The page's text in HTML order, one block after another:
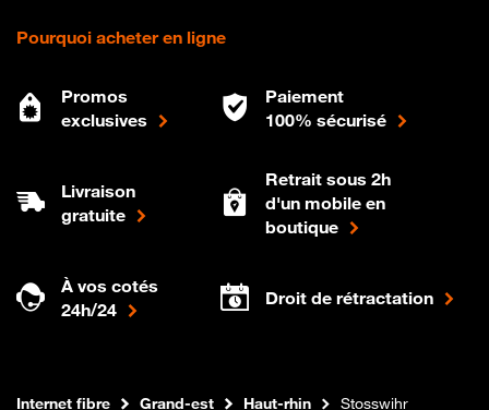
Pourquoi acheter en ligne
Promos
exclusives
Paiement
100% sécurisé
Livraison
gratuite
Retrait sous 2h
d'un mobile en
boutique
À vos cotés
24h/24
Droit de rétractation
Boutique Orange
Internet fibre Grand-est Haut-rhin Stosswihr